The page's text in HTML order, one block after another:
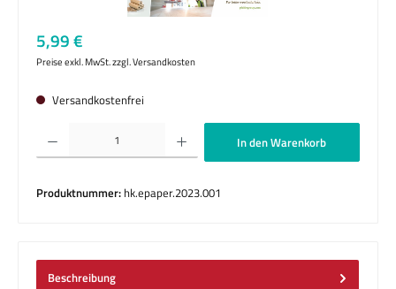
Regulärer Preis:
5,99 €
Preise exkl. MwSt. zzgl. Versandkosten
Versandkostenfrei
Produkt Anzahl: Gib den gewünschten Wert ein oder benutze die Schaltflächen um
In den Warenkorb
Produktnummer: hk.epaper.2023.001
Beschreibung